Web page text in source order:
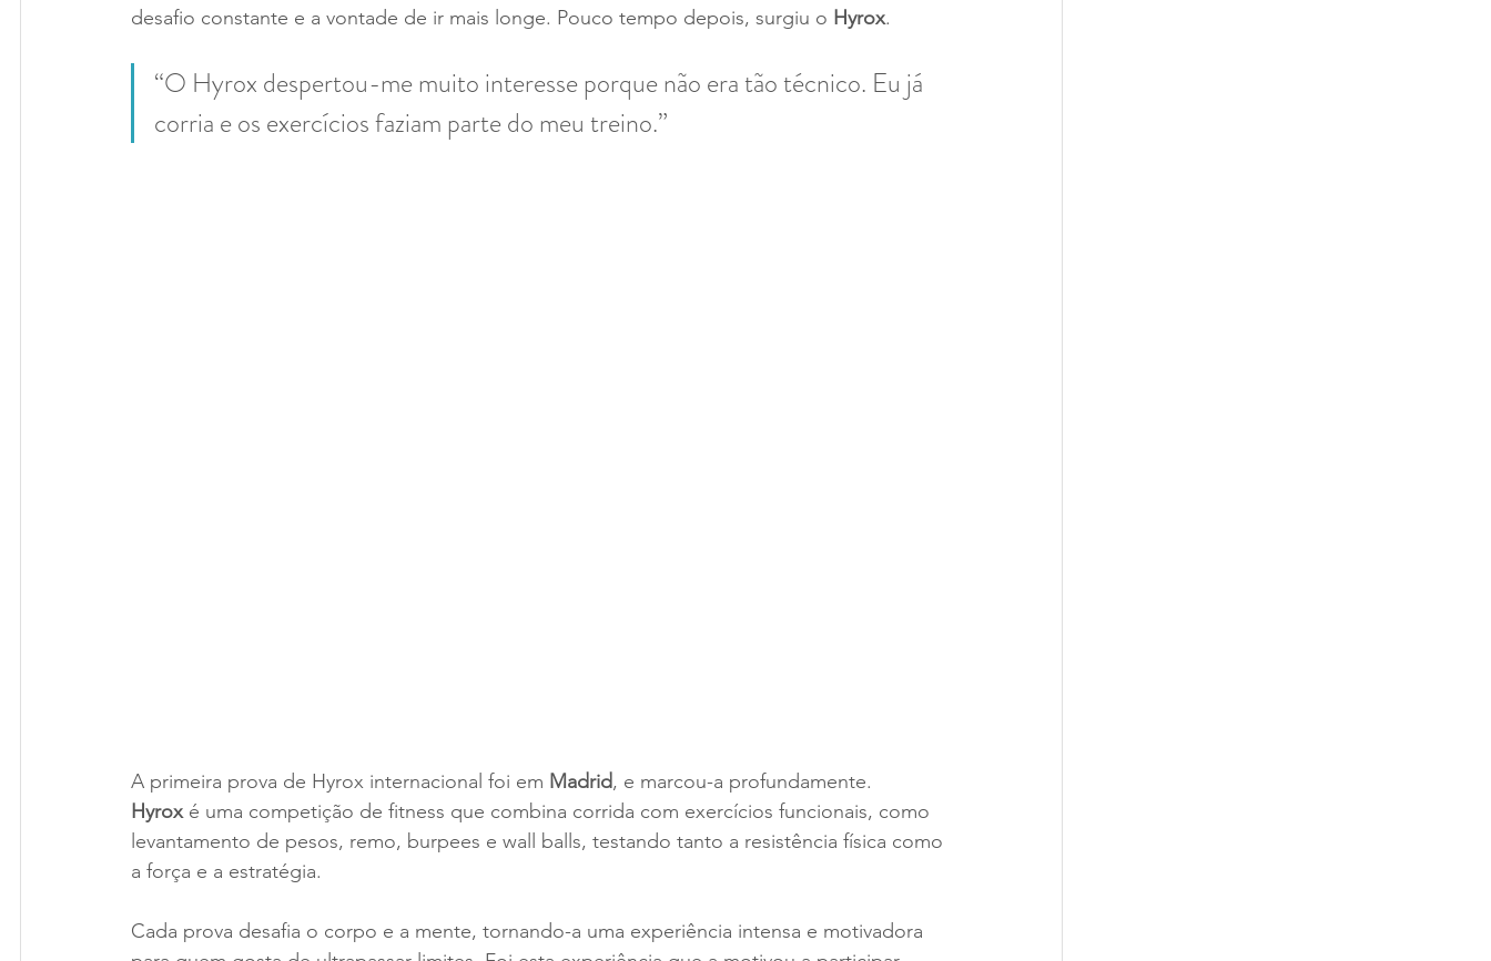
desafio constante e a vontade de ir mais longe. Pouco tempo depois, surgiu o Hyrox.
“O Hyrox despertou-me muito interesse porque não era tão técnico. Eu já
corria e os exercícios faziam parte do meu treino.”
A primeira prova de Hyrox internacional foi em Madrid, e marcou-a profundamente.
Hyrox é uma competição de fitness que combina corrida com exercícios funcionais, como
levantamento de pesos, remo, burpees e wall balls, testando tanto a resistência física como
a força e a estratégia.
Cada prova desafia o corpo e a mente, tornando-a uma experiência intensa e motivadora